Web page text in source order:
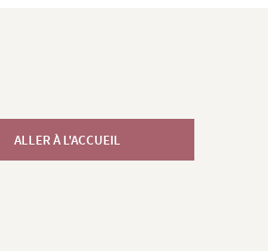
ALLER À L'ACCUEIL